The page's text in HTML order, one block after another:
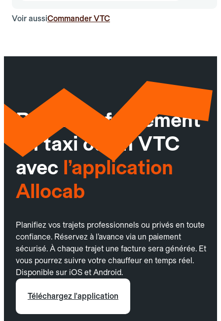
Voir aussiCommander VTC
Réservez facilement
un taxi ou un VTC
avec l’application
Allocab
Planifiez vos trajets professionnels ou privés en toute
confiance. Réservez à l’avance via un paiement
sécurisé. À chaque trajet une facture sera générée. Et
vous pourrez suivre votre chauffeur en temps réel.
Disponible sur iOS et Android.
Téléchargez l'application